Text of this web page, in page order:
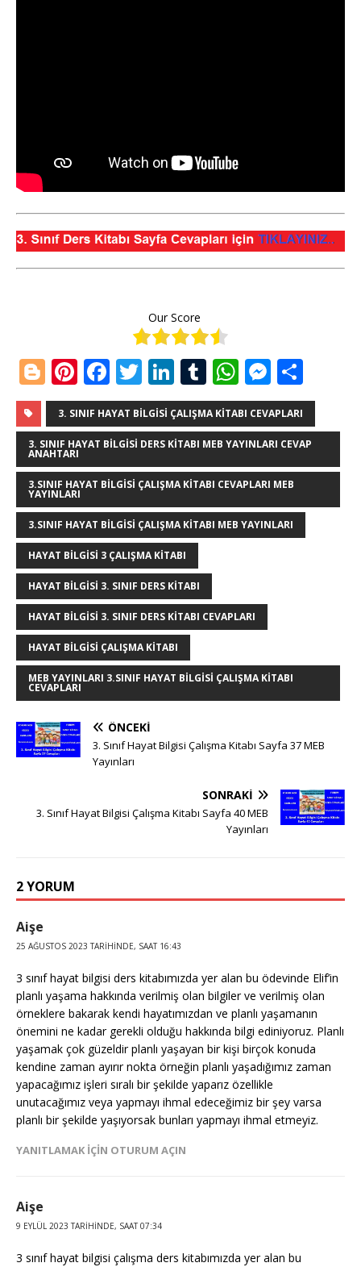
Our Score
Bl
o
g
g
e
r
Pi
n
te
r
e
st
F
a
c
e
b
o
o
k
T
w
it
te
r
Li
n
k
e
dI
n
T
u
m
bl
r
W
h
at
s
A
p
p
M
e
ss
e
n
g
e
h
ar
e
3. SINIF HAYAT BILGISI ÇALIŞMA KITABI CEVAPLARI
3. SINIF HAYAT BILGISI DERS KITABI MEB YAYINLARI CEVAP
ANAHTARI
3.SINIF HAYAT BILGISI ÇALIŞMA KITABI CEVAPLARI MEB
YAYINLARI
3.SINIF HAYAT BILGISI ÇALIŞMA KITABI MEB YAYINLARI
HAYAT BILGISI 3 ÇALIŞMA KITABI
HAYAT BILGISI 3. SINIF DERS KITABI
HAYAT BILGISI 3. SINIF DERS KITABI CEVAPLARI
HAYAT BILGISI ÇALIŞMA KITABI
MEB YAYINLARI 3.SINIF HAYAT BILGISI ÇALIŞMA KITABI
CEVAPLARI
ÖNCEKI
3. Sınıf Hayat Bilgisi Çalışma Kitabı Sayfa 37 MEB
Yayınları
SONRAKI
3. Sınıf Hayat Bilgisi Çalışma Kitabı Sayfa 40 MEB
Yayınları
2 YORUM
Aişe
25 AĞUSTOS 2023 TARIHINDE, SAAT 16:43
3 sınıf hayat bilgisi ders kitabımızda yer alan bu ödevinde Elif’in
planlı yaşama hakkında verilmiş olan bilgiler ve verilmiş olan
örneklere bakarak kendi hayatımızdan ve planlı yaşamanın
önemini ne kadar gerekli olduğu hakkında bilgi ediniyoruz. Planlı
yaşamak çok güzeldir planlı yaşayan bir kişi birçok konuda
kendine zaman ayırır nokta örneğin planlı yaşadığımız zaman
yapacağımız işleri sıralı bir şekilde yaparız özellikle
unutacağımız veya yapmayı ihmal edeceğimiz bir şey varsa
planlı bir şekilde yaşıyorsak bunları yapmayı ihmal etmeyiz.
YANITLAMAK IÇIN OTURUM AÇIN
Aişe
9 EYLÜL 2023 TARIHINDE, SAAT 07:34
3 sınıf hayat bilgisi çalışma ders kitabımızda yer alan bu